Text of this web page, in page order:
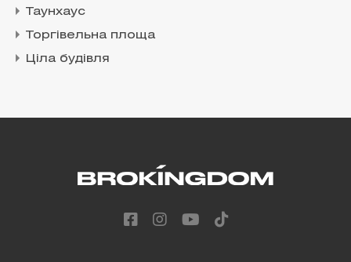
Таунхаус
Торгівельна площа
Ціла будівля